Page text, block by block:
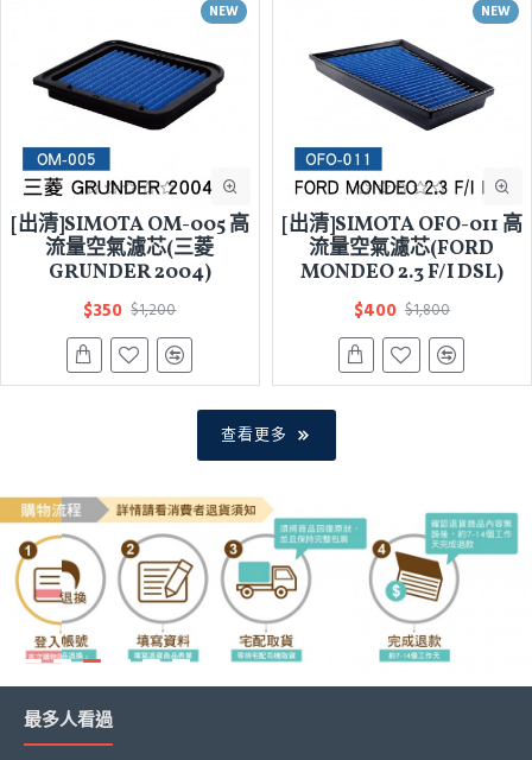
NEW
[出清]SIMOTA OM-005 高
流量空氣濾芯(三菱
GRUNDER 2004)
$350 $1,200
NEW
[出清]SIMOTA OFO-011 高
流量空氣濾芯(FORD
MONDEO 2.3 F/I DSL)
$400 $1,800
查看更多
最多人看過